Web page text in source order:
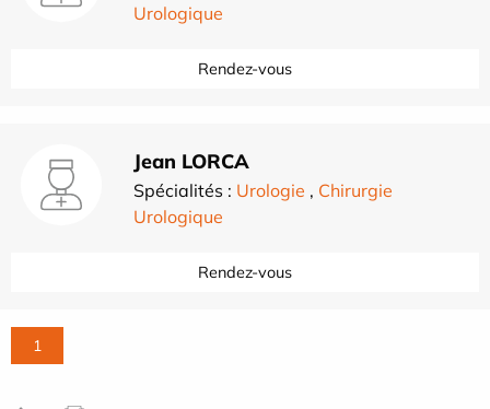
Urologique
Rendez-vous
Jean LORCA
Spécialités : Urologie , Chirurgie
Urologique
Rendez-vous
1